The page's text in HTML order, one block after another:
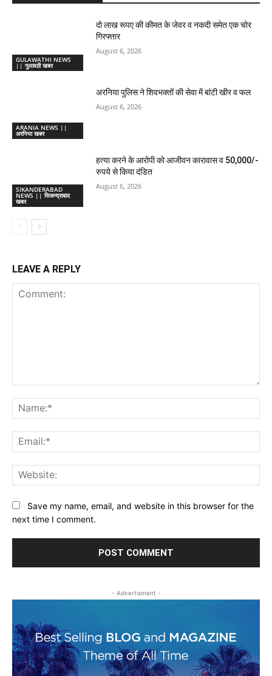
GULAWATHI NEWS
|| गुलावठी खबर
दो लाख रूपए की कीमत के जेवर व नकदी समेत एक चोर
गिरफ्तार
August 6, 2026
ARANIA NEWS ||
अरनिया खबर
अरनिया पुलिस ने शिवभक्तों की सेवा में बांटी खीर व फल
August 6, 2026
SIKANDERABAD
NEWS || सिकन्द्राबाद
खबर
हत्या करने के आरोपी को आजीवन कारावास व 50,000/-
रुपये से किया दंडित
August 6, 2026
LEAVE A REPLY
Save my name, email, and website in this browser for the
next time I comment.
- Advertisment -